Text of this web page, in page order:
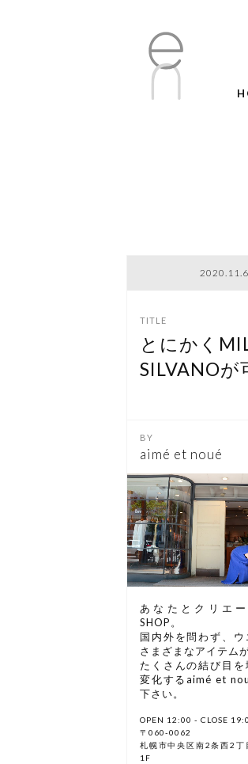
とにかく
SILVANOが
aimé et noué
あなたとクリエ
SHOP。
国内外を問わず、ウ
さまざまなアイテム
たくさんの結び目を
変化するaimé et
下さい。
OPEN 12:00 - CLOSE
〒060-0062
札幌市中央区南2条西2丁
1F